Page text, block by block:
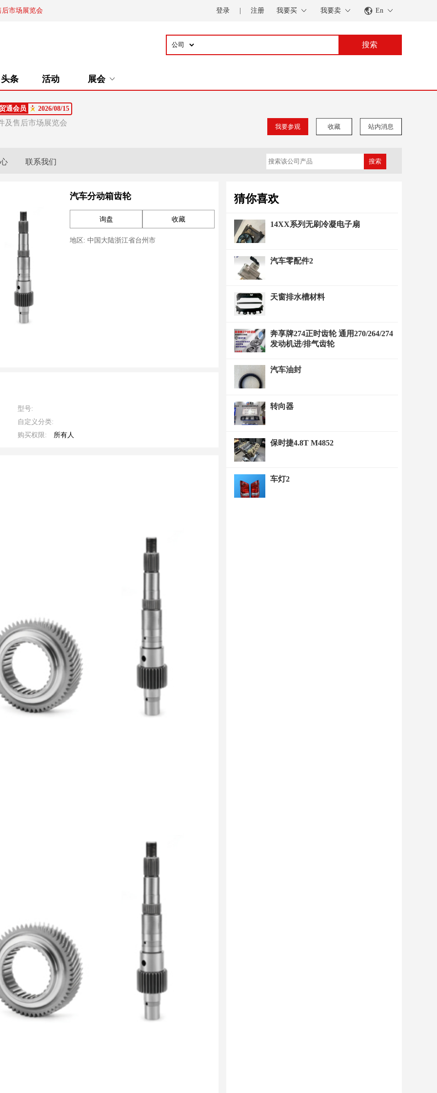
后市场展览会 登录 注册 我要买 我要卖 En
搜索
头条 活动 展会
通会员 2026/08/15
及售后市场展览会 我要参观 收藏 站内消息
联系我们 搜索
汽车分动箱齿轮
询盘 收藏
地区: 中国大陆浙江省台州市
型号:
自定义分类:
购买权限:
所有人
猜你喜欢
14XX系列无刷冷凝电子扇
汽车零配件2
天窗排水槽材料
奔享牌274正时齿轮 通用270/264/274
发动机进/排气齿轮
汽车油封
转向器
保时捷4.8T M4852
车灯2